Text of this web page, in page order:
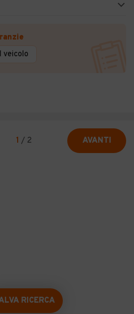
veicolo
1 / 2 AVANTI
RICERCA